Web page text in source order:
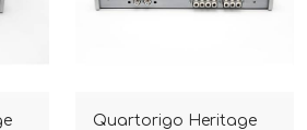
Quartorigo Heritage